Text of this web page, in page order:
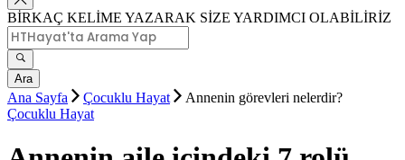
BİRKAÇ KELİME YAZARAK SİZE YARDIMCI OLABİLİRİZ
Ara
Ana Sayfa Çocuklu Hayat
Annenin görevleri nelerdir?
Çocuklu Hayat